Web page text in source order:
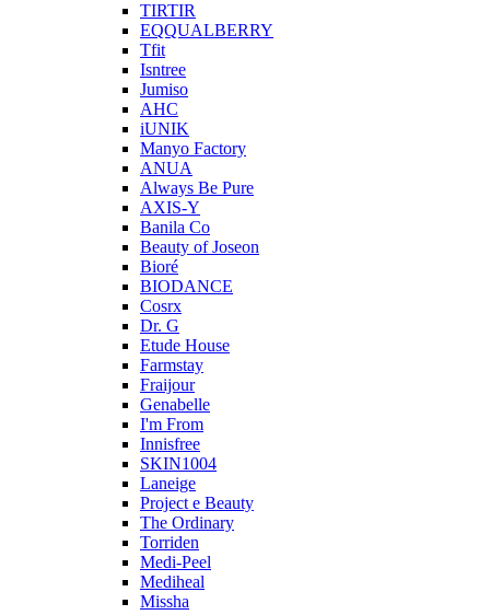
TIRTIR
EQQUALBERRY
Tfit
Isntree
Jumiso
AHC
iUNIK
Manyo Factory
ANUA
Always Be Pure
AXIS-Y
Banila Co
Beauty of Joseon
Bioré
BIODANCE
Cosrx
Dr. G
Etude House
Farmstay
Fraijour
Genabelle
I'm From
Innisfree
SKIN1004
Laneige
Project e Beauty
The Ordinary
Torriden
Medi-Peel
Mediheal
Missha